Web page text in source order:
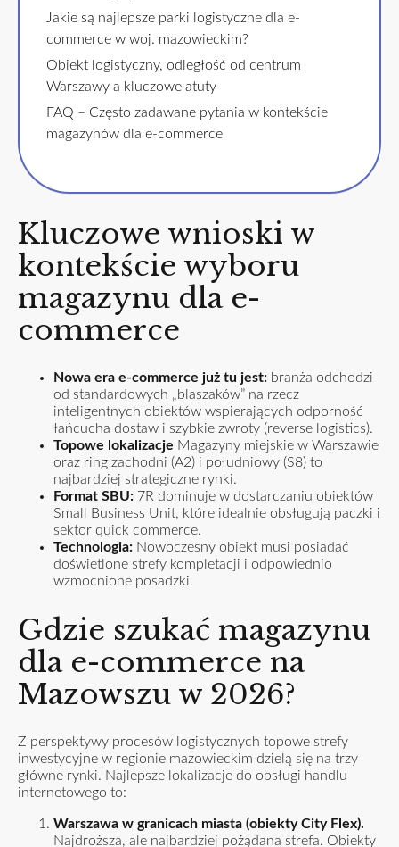
Jakie są najlepsze parki logistyczne dla e-
commerce w woj. mazowieckim?
Obiekt logistyczny, odległość od centrum
Warszawy a kluczowe atuty
FAQ – Często zadawane pytania w kontekście
magazynów dla e-commerce
Kluczowe wnioski w
kontekście wyboru
magazynu dla e-
commerce
Nowa era e-commerce już tu jest: branża odchodzi
od standardowych „blaszaków” na rzecz
inteligentnych obiektów wspierających odporność
łańcucha dostaw i szybkie zwroty (reverse logistics).
Topowe lokalizacje Magazyny miejskie w Warszawie
oraz ring zachodni (A2) i południowy (S8) to
najbardziej strategiczne rynki.
Format SBU: 7R dominuje w dostarczaniu obiektów
Small Business Unit, które idealnie obsługują paczki i
sektor quick commerce.
Technologia: Nowoczesny obiekt musi posiadać
doświetlone strefy kompletacji i odpowiednio
wzmocnione posadzki.
Gdzie szukać magazynu
dla e-commerce na
Mazowszu w 2026?
Z perspektywy procesów logistycznych topowe strefy
inwestycyjne w regionie mazowieckim dzielą się na trzy
główne rynki. Najlepsze lokalizacje do obsługi handlu
internetowego to:
Warszawa w granicach miasta (obiekty City Flex).
Najdroższa, ale najbardziej pożądana strefa. Obiekty